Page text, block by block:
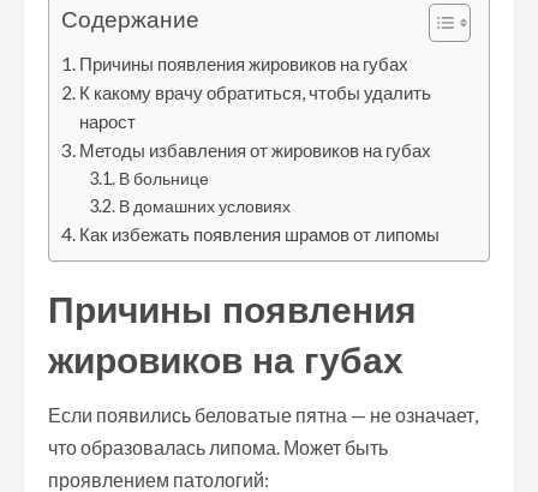
Содержание
Причины появления жировиков на губах
К какому врачу обратиться, чтобы удалить
нарост
Методы избавления от жировиков на губах
В больнице
В домашних условиях
Как избежать появления шрамов от липомы
Причины появления
жировиков на губах
Если появились беловатые пятна — не означает,
что образовалась липома. Может быть
проявлением патологий: